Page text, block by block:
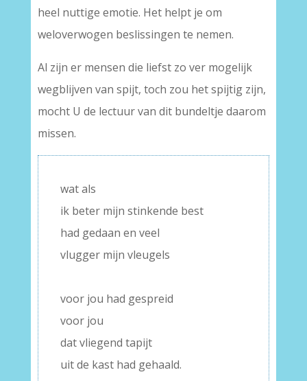
heel nuttige emotie. Het helpt je om
weloverwogen beslissingen te nemen.
Al zijn er mensen die liefst zo ver mogelijk
wegblijven van spijt, toch zou het spijtig zijn,
mocht U de lectuur van dit bundeltje daarom
missen.
wat als
ik beter mijn stinkende best
had gedaan en veel
vlugger mijn vleugels
voor jou had gespreid
voor jou
dat vliegend tapijt
uit de kast had gehaald.